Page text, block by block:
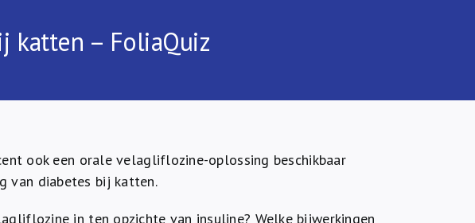
katten – FoliaQuiz
ook een orale velagliflozine-oplossing beschikbaar
van diabetes bij katten.
in ten opzichte van insuline? Welke bijwerkingen